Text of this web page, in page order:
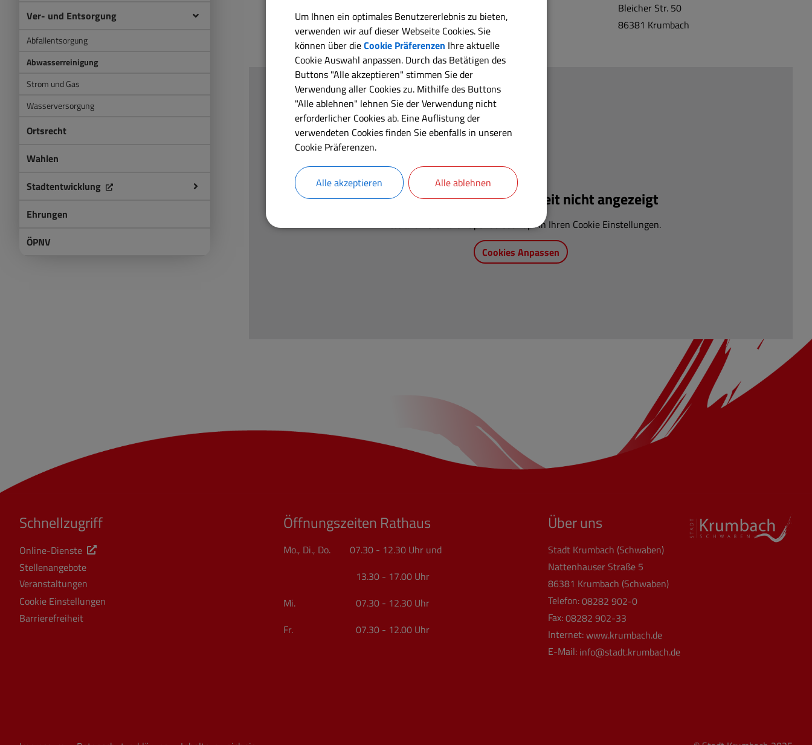
Ver- und Entsorgung
Abfallentsorgung
Abwasserreinigung
Strom und Gas
Wasserversorgung
Ortsrecht
Wahlen
Stadtentwicklung
Ehrungen
ÖPNV
Bleicher Str. 50
86381 Krumbach
OpenStreetMap wird derzeit nicht angezeigt
Bitte aktivieren Sie "OpenStreetMap" in Ihren Cookie Einstellungen.
Cookies Anpassen
Schnellzugriff
Online-Dienste
Stellenangebote
Veranstaltungen
Cookie Einstellungen
Barrierefreiheit
Öffnungszeiten Rathaus
Mo., Di., Do. 07.30 - 12.30 Uhr und
13.30 - 17.00 Uhr
Mi. 07.30 - 12.30 Uhr
Fr. 07.30 - 12.00 Uhr
Über uns
Stadt Krumbach (Schwaben)
Nattenhauser Straße 5
86381 Krumbach (Schwaben)
Telefon:08282 902-0
Fax:08282 902-33
Internet:www.krumbach.de
E-Mail: info@stadt.krumbach.de
Um Ihnen ein optimales Benutzererlebnis zu bieten,
verwenden wir auf dieser Webseite Cookies. Sie
können über dieCookie Präferenzen Ihre aktuelle
Cookie Auswahl anpassen. Durch das Betätigen des
Buttons "Alle akzeptieren" stimmen Sie der
Verwendung aller Cookies zu. Mithilfe des Buttons
"Alle ablehnen" lehnen Sie der Verwendung nicht
erforderlicher Cookies ab. Eine Auflistung der
verwendeten Cookies finden Sie ebenfalls in unseren
Cookie Präferenzen.
Alle akzeptieren Alle ablehnen